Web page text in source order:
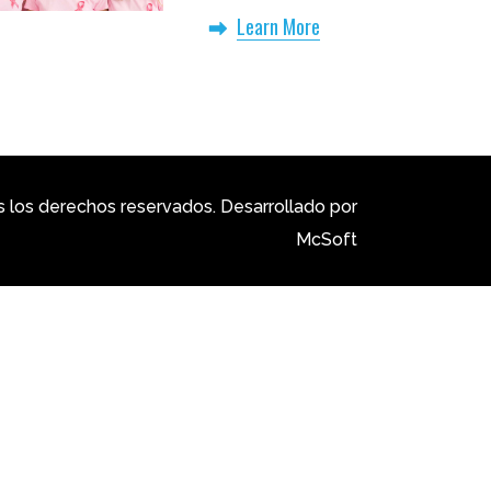
Learn More
los derechos reservados. Desarrollado por
McSoft